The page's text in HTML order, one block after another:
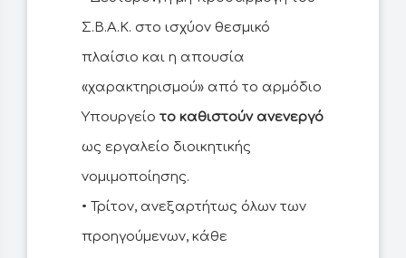
Σ.Β.Α.Κ. στο ισχύον θεσμικό
πλαίσιο και η απουσία
«χαρακτηρισμού» από το αρμόδιο
Υπουργείο το καθιστούν ανενεργό
ως εργαλείο διοικητικής
νομιμοποίησης.
• Τρίτον, ανεξαρτήτως όλων των
προηγούμενων, κάθε